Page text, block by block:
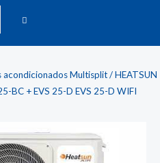
acondicionados Multisplit/ HEATSUN
BC + EVS 25-D EVS 25-D WIFI